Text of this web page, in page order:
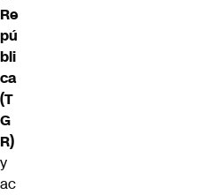
Re
pú
bli
ca
(T
G
R)
y
ac